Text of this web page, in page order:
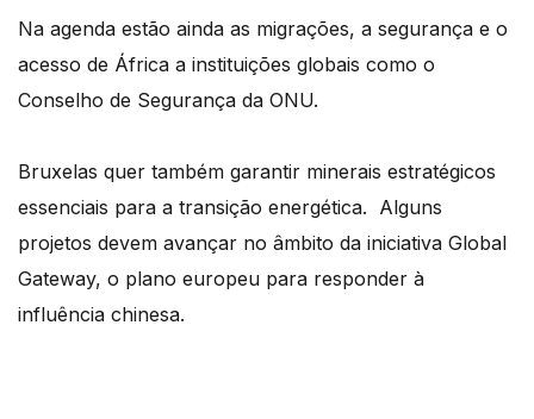
Na agenda estão ainda as migrações, a segurança e o
acesso de África a instituições globais como o
Conselho de Segurança da ONU.
Bruxelas quer também garantir minerais estratégicos
essenciais para a transição energética. Alguns
projetos devem avançar no âmbito da iniciativa Global
Gateway, o plano europeu para responder à
influência chinesa.